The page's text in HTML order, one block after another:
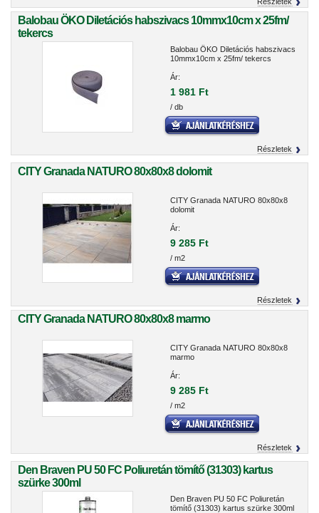
Balobau ÖKO Diletációs habszivacs 10mmx10cm x 25fm/
tekercs
Balobau ÖKO Diletációs habszivacs
10mmx10cm x 25fm/ tekercs
Ár:
1 981 Ft
/ db
Részletek
CITY Granada NATURO 80x80x8 dolomit
CITY Granada NATURO 80x80x8
dolomit
Ár:
9 285 Ft
/ m2
Részletek
CITY Granada NATURO 80x80x8 marmo
CITY Granada NATURO 80x80x8
marmo
Ár:
9 285 Ft
/ m2
Részletek
Den Braven PU 50 FC Poliuretán tömítő (31303) kartus
szürke 300ml
Den Braven PU 50 FC Poliuretán
tömítő (31303) kartus szürke 300ml